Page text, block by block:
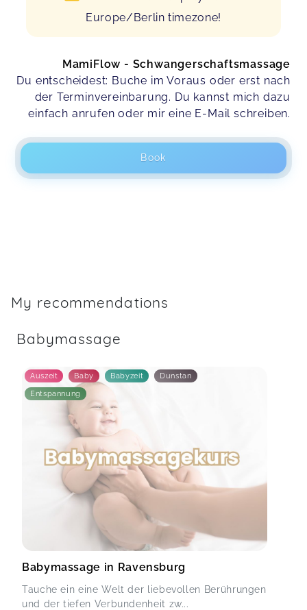
Europe/Berlin timezone!
MamiFlow - Schwangerschaftsmassage
Du entscheidest: Buche im Voraus oder erst nach
der Terminvereinbarung. Du kannst mich dazu
einfach anrufen oder mir eine E-Mail schreiben.
Book
My recommendations
Babymassage
Auszeit Baby Babyzeit Dunstan
Entspannung
Babymassage in Ravensburg
Tauche ein eine Welt der liebevollen Berührungen
und der tiefen Verbundenheit zw...